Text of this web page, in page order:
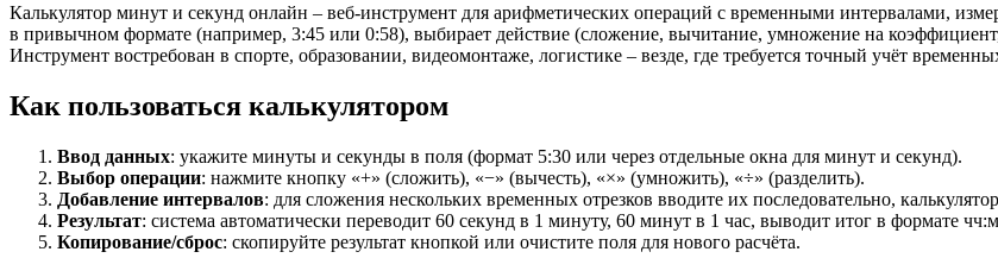
Калькулятор минут и секунд онлайн – веб-инструмент для арифметических операций с временными интервалами,
в привычном формате (например, 3:45 или 0:58), выбирает действие (сложение, вычитание, умножение на коэффициент,
Инструмент востребован в спорте, образовании, видеомонтаже, логистике – везде, где требуется точный учёт
Как пользоваться калькулятором
Ввод данных: укажите минуты и секунды в поля (формат 5:30 или через отдельные окна для минут и секунд).
Выбор операции: нажмите кнопку «+» (сложить), «−» (вычесть), «×» (умножить), «÷» (разделить).
Добавление интервалов: для сложения нескольких временных отрезков вводите их последовательно,
Результат: система автоматически переводит 60 секунд в 1 минуту, 60 минут в 1 час, выводит итог в формате
Копирование/сброс: скопируйте результат кнопкой или очистите поля для нового расчёта.